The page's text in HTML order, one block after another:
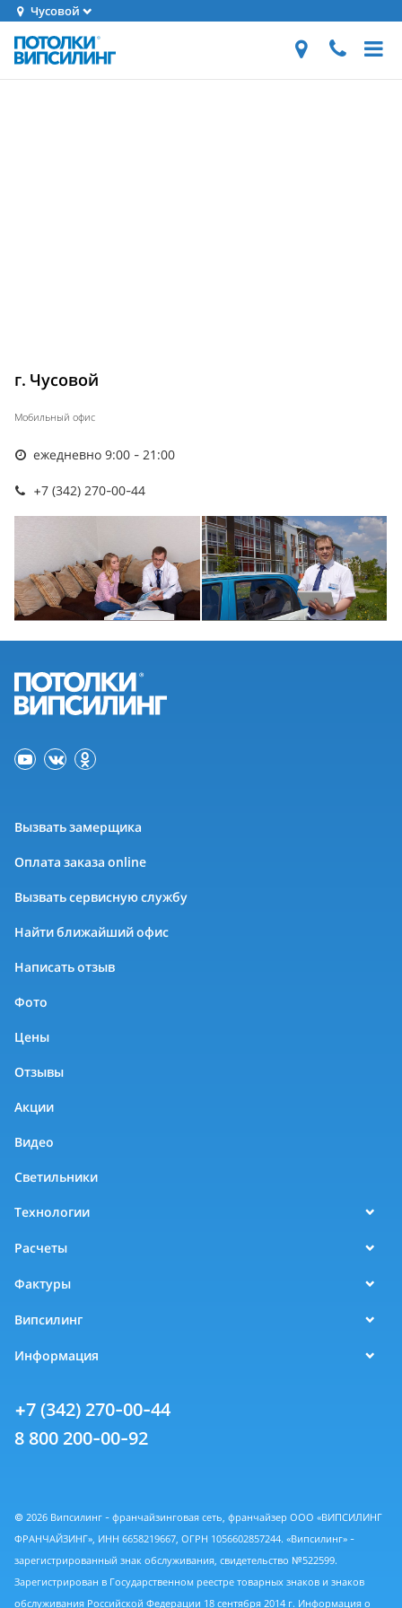
Чусовой
г. Чусовой
Мобильный офис
ежедневно 9:00 - 21:00
+7 (342) 270-00-44
Вызвать замерщика
Оплата заказа online
Вызвать сервисную службу
Найти ближайший офис
Написать отзыв
Фото
Цены
Отзывы
Акции
Видео
Светильники
Технологии
Расчеты
Фактуры
Випсилинг
Информация
+7 (342) 270-00-44
8 800 200-00-92
© 2026 Випсилинг - франчайзинговая сеть, франчайзер ООО «ВИПСИЛИНГ
ФРАНЧАЙЗИНГ», ИНН 6658219667, ОГРН 1056602857244. «Випсилинг» -
зарегистрированный знак обслуживания, свидетельство №522599.
Зарегистрирован в Государственном реестре товарных знаков и знаков
обслуживания Российской Федерации 18 сентября 2014 г. Информация о